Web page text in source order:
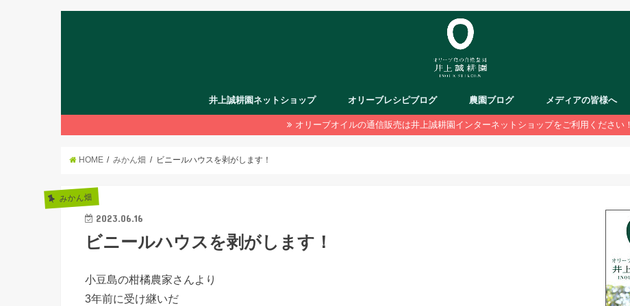
井上誠耕園ネットショップ オリーブレシピブログ 農園ブログ メディアの皆様へ
オリーブオイルの通信販売は井上誠耕園インターネットショップをご利用ください！
HOME みかん畑 ビニールハウスを剥がします！
みかん畑
2023.06.16
ビニールハウスを剥がします！
小豆島の柑橘農家さんより
3年前に受け継いだ